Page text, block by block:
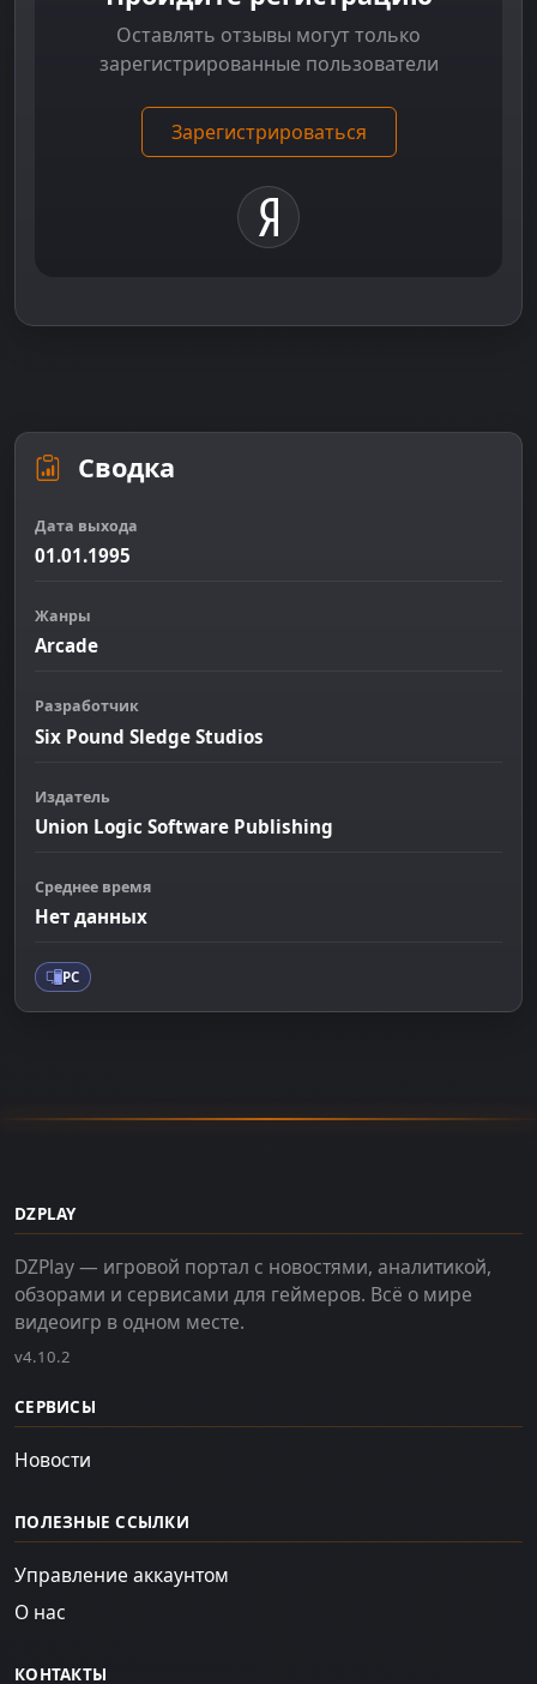
Оставлять отзывы могут только
зарегистрированные пользователи
Зарегистрироваться
Сводка
Дата выхода
01.01.1995
Жанры
Arcade
Разработчик
Six Pound Sledge Studios
Издатель
Union Logic Software Publishing
Среднее время
Нет данных
PC
DZPLAY
DZPlay — игровой портал с новостями, аналитикой,
обзорами и сервисами для геймеров. Всё о мире
видеоигр в одном месте.
v4.10.2
СЕРВИСЫ
Новости
ПОЛЕЗНЫЕ ССЫЛКИ
Управление аккаунтом
О нас
КОНТАКТЫ